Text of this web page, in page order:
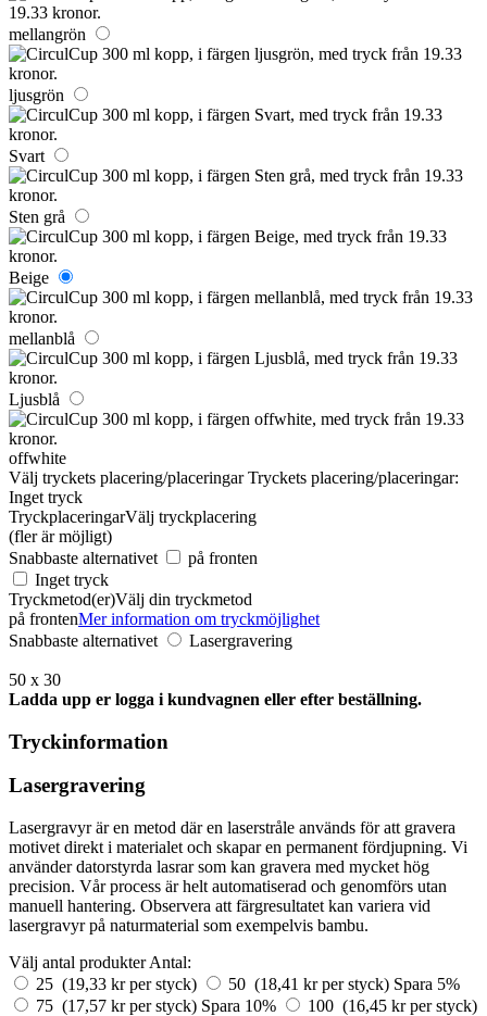
mellangrön
ljusgrön
Svart
Sten grå
Beige
mellanblå
Ljusblå
offwhite
Välj tryckets placering/placeringar Tryckets placering/placeringar:
Inget tryck
TryckplaceringarVälj tryckplacering
(fler är möjligt)
Snabbaste alternativet
på fronten
Inget tryck
Tryckmetod(er)Välj din tryckmetod
på frontenMer information om tryckmöjlighet
Snabbaste alternativet
Lasergravering
50 x 30
Ladda upp er logga i kundvagnen eller efter beställning.
Tryckinformation
Lasergravering
Lasergravyr är en metod där en laserstråle används för att gravera
motivet direkt i materialet och skapar en permanent fördjupning. Vi
använder datorstyrda lasrar som kan gravera med mycket hög
precision. Vår process är helt automatiserad och genomförs utan
manuell hantering. Observera att färgresultatet kan variera vid
lasergravyr på naturmaterial som exempelvis bambu.
Välj antal produkter Antal:
25 (19,33 kr per styck)
50 (18,41 kr per styck) Spara 5%
75 (17,57 kr per styck) Spara 10%
100 (16,45 kr per styck)